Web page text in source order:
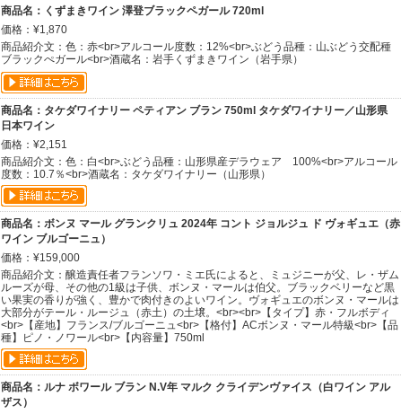
商品名：くずまきワイン 澤登ブラックペガール 720ml
価格：¥1,870
商品紹介文：色：赤<br>アルコール度数：12%<br>ぶどう品種：山ぶどう交配種
ブラックぺガール<br>酒蔵名：岩手くずまきワイン（岩手県）
商品名：タケダワイナリー ペティアン ブラン 750ml タケダワイナリー／山形県
日本ワイン
価格：¥2,151
商品紹介文：色：白<br>ぶどう品種：山形県産デラウェア 100%<br>アルコール
度数：10.7％<br>酒蔵名：タケダワイナリー（山形県）
商品名：ボンヌ マール グランクリュ 2024年 コント ジョルジュ ド ヴォギュエ（赤
ワイン ブルゴーニュ）
価格：¥159,000
商品紹介文：醸造責任者フランソワ・ミエ氏によると、ミュジニーが父、レ・ザム
ルーズが母、その他の1級は子供、ボンヌ・マールは伯父。ブラックベリーなど黒
い果実の香りが強く、豊かで肉付きのよいワイン。ヴォギュエのボンヌ・マールは
大部分がテール・ルージュ（赤土）の土壌。<br><br>【タイプ】赤・フルボディ
<br>【産地】フランス/ブルゴーニュ<br>【格付】ACボンヌ・マール特級<br>【品
種】ピノ・ノワール<br>【内容量】750ml
商品名：ルナ ボワール ブラン N.V年 マルク クライデンヴァイス（白ワイン アル
ザス）